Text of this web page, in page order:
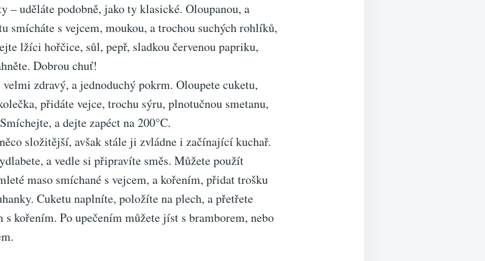
– uděláte podobně, jako ty klasické. Oloupanou, a
smícháte s vejcem, moukou, a trochou suchých rohlíků,
lžíci hořčice, sůl, pepř, sladkou červenou papriku,
Dobrou chuť!
velmi zdravý, a jednoduchý pokrm. Oloupete cuketu,
přidáte vejce, trochu sýru, plnotučnou smetanu,
a dejte zapéct na 200°C.
složitější, avšak stále ji zvládne i začínající kuchař.
a vedle si připravíte směs. Můžete použít
maso smíchané s vejcem, a kořením, přidat trošku
Cuketu naplníte, položíte na plech, a přetřete
s kořením. Po upečením můžete jíst s bramborem, nebo